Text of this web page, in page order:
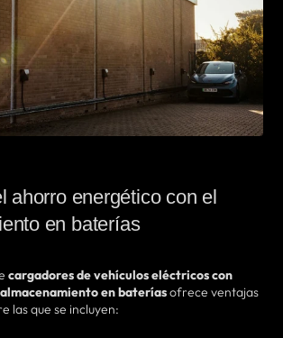
ahorro energético con el
en baterías
cargadores de vehículos eléctricos con
en bateríasofrece ventajas
las que se incluyen: